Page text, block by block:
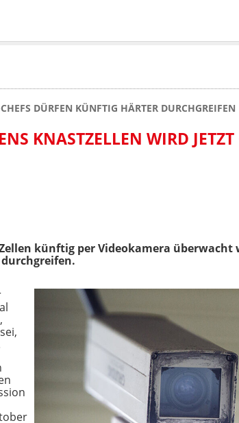
DÜRFEN KÜNFTIG HÄRTER DURCHGREIFEN
KNASTZELLEN WIRD
künftig per Videokamera überwacht